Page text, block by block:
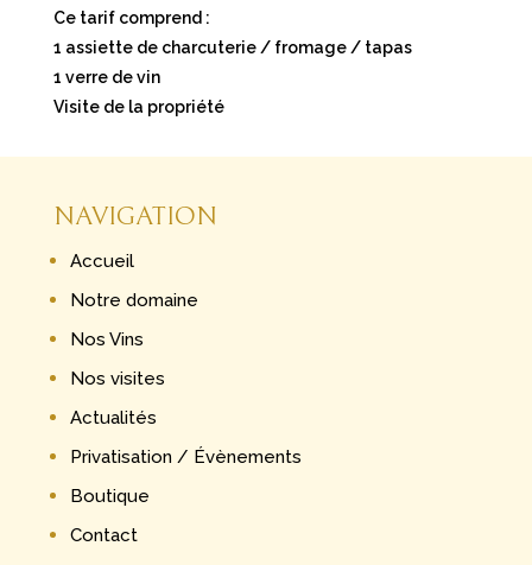
Ce tarif comprend :
1 assiette de charcuterie / fromage / tapas
1 verre de vin
Visite de la propriété
NAVIGATION
Accueil
Notre domaine
Nos Vins
Nos visites
Actualités
Privatisation / Évènements
Boutique
Contact